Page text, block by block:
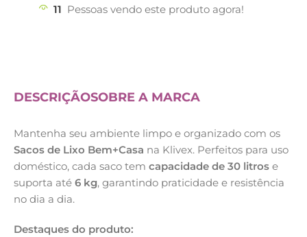
11 Pessoas vendo este produto agora!
DESCRIÇÃOSOBRE A MARCA
Mantenha seu ambiente limpo e organizado com os
Sacos de Lixo Bem+Casa na Klivex. Perfeitos para uso
doméstico, cada saco tem capacidade de 30 litros e
suporta até 6 kg, garantindo praticidade e resistência
no dia a dia.
Destaques do produto: